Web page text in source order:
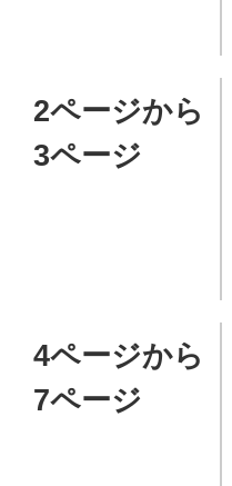
2ページから
3ページ
4ページから
7ページ